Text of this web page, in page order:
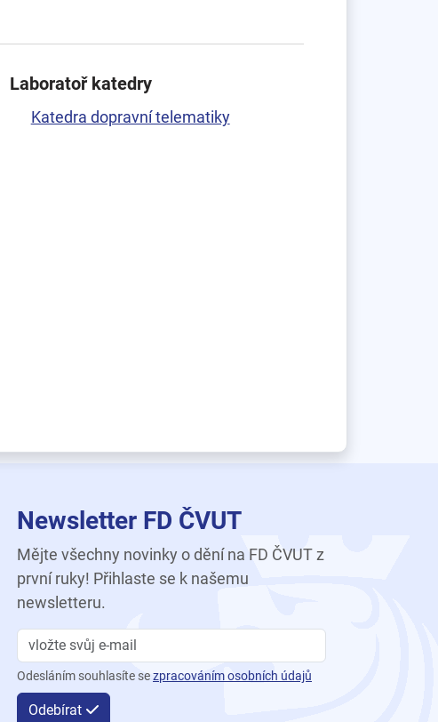
Laboratoř katedry
Katedra dopravní telematiky
Newsletter FD ČVUT
Mějte všechny novinky o dění na FD ČVUT z
první ruky! Přihlaste se k našemu
newsletteru.
Odesláním souhlasíte sezpracováním osobních údajů
Odebírat